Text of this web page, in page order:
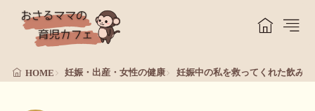
HOME 妊娠・出産・女性の健康 妊娠中の私を救ってくれた飲み物